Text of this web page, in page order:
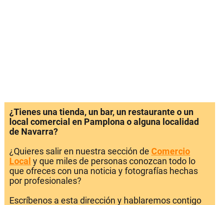
¿Tienes una tienda, un bar, un restaurante o un
local comercial en Pamplona o alguna localidad
de Navarra?
¿Quieres salir en nuestra sección de Comercio
Local y que miles de personas conozcan todo lo
que ofreces con una noticia y fotografías hechas
por profesionales?
Escríbenos a esta dirección y hablaremos contigo